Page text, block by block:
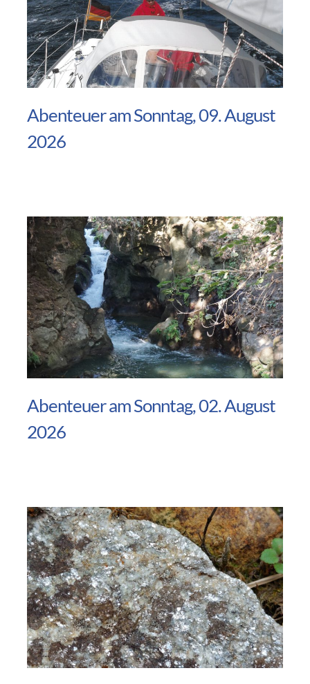
Abenteuer am Sonntag, 09. August
2026
Abenteuer am Sonntag, 02. August
2026